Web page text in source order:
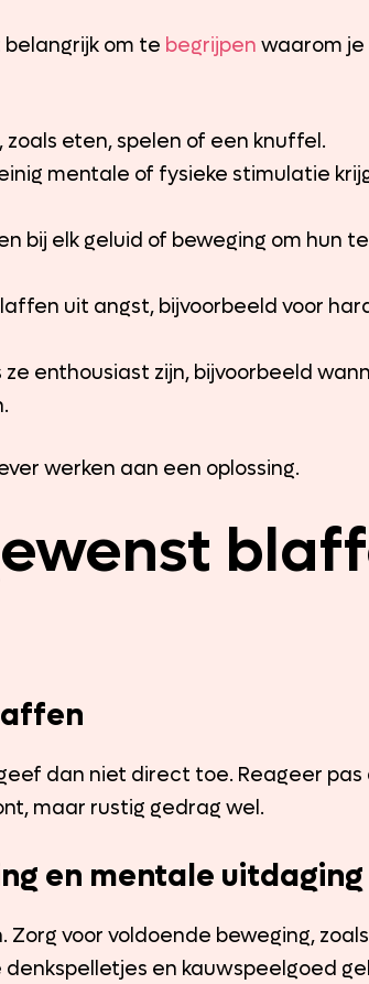
om te begrijpen waarom
zoals eten, spelen of een knuffel.
mentale of fysieke stimulatie
bij elk geluid of beweging om hun
uit angst, bijvoorbeeld voor
enthousiast zijn, bijvoorbeeld
werken aan een oplossing.
dan niet direct toe. Reageer pas
maar rustig gedrag wel.
en mentale uitdaging
voor voldoende beweging,
en kauwspeelgoed